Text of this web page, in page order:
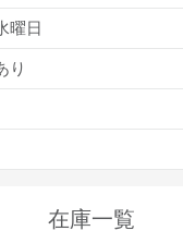
曜日
り
在庫一覧